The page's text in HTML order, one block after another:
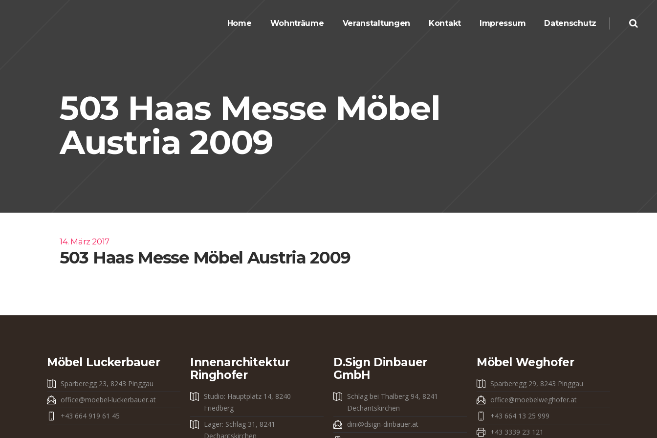
Home Wohnträume Veranstaltungen Kontakt Impressum Datenschutz
503 Haas Messe Möbel
Austria 2009
14. März 2017
503 Haas Messe Möbel Austria 2009
Möbel Luckerbauer
Sparberegg 23, 8243 Pinggau
office@moebel-luckerbauer.at
+43 664 919 61 45
Innenarchitektur
Ringhofer
Studio: Hauptplatz 14, 8240
Friedberg
Lager: Schlag 31, 8241
Dechantskirchen
D.sign Dinbauer
GmbH
Schlag bei Thalberg 94, 8241
Dechantskirchen
dini@dsign-dinbauer.at
Möbel Weghofer
Sparberegg 29, 8243 Pinggau
office@moebelweghofer.at
+43 664 13 25 999
+43 3339 23 121